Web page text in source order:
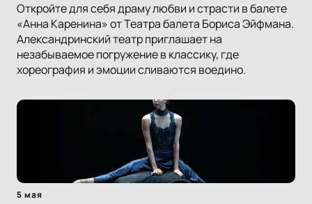
Откройте для себя драму любви и страсти в балете
«Анна Каренина» от Театра балета Бориса Эйфмана.
Александринский театр приглашает на
незабываемое погружение в классику, где
хореография и эмоции сливаются воедино.
5 мая